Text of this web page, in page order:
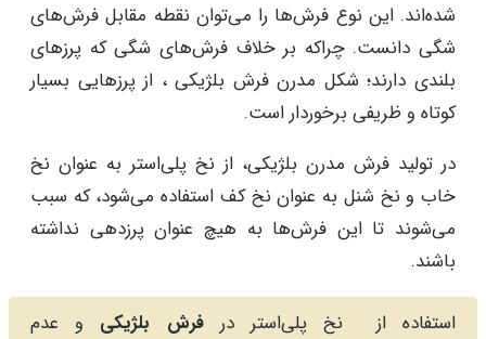
شده‌اند. این نوع فرش‌ها را می‌توان نقطه مقابل فرش‌های
شگی دانست. چراکه بر خلاف فرش‌های شگی که پرزهای
بلندی دارند؛ شکل مدرن فرش بلژیکی ، از پرزهایی بسیار
کوتاه و ظریفی برخوردار است.
در تولید فرش مدرن بلژیکی، از نخ پلی‌استر به عنوان نخ
خاب و نخ شنل به عنوان نخ کف استفاده می‌شود، که سبب
می‌شوند تا این فرش‌ها به هیچ عنوان پرزدهی نداشته
باشند.
استفاده از نخ پلی‌استر در فرش بلژیکیو عدم